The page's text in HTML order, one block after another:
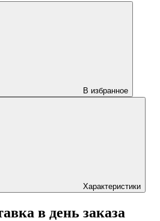
В избранное
Характеристики
в день заказа